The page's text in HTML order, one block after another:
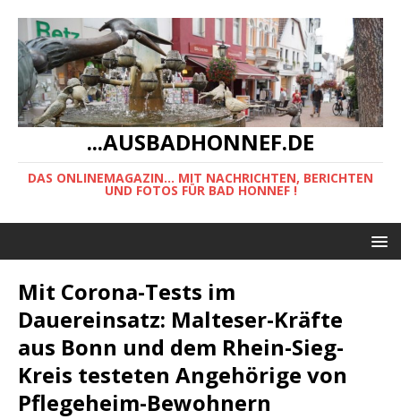
...AUSBADHONNEF.DE
DAS ONLINEMAGAZIN... MIT NACHRICHTEN, BERICHTEN
UND FOTOS FÜR BAD HONNEF !
Mit Corona-Tests im
Dauereinsatz: Malteser-Kräfte
aus Bonn und dem Rhein-Sieg-
Kreis testeten Angehörige von
Pflegeheim-Bewohnern